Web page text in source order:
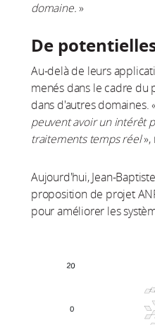
domaine. »
De
Au-delà de leurs
menés dans le cadre du
dans d'autres domaines.
peuvent avoir un intérêt
traitements temps réel»,
Aujourd'hui, Jean-
proposition de projet
pour améliorer les